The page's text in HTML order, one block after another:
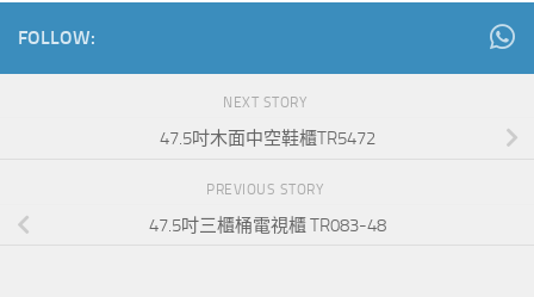
FOLLOW:
NEXT STORY
47.5吋木面中空鞋櫃TR5472
PREVIOUS STORY
47.5吋三櫃桶電視櫃 TR083-48